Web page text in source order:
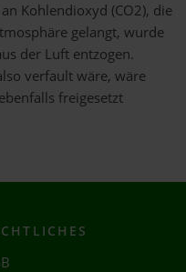
Kohlendioxyd (CO2), die
gelangt, wurde
der Luft entzogen.
verfault wäre, wäre
freigesetzt